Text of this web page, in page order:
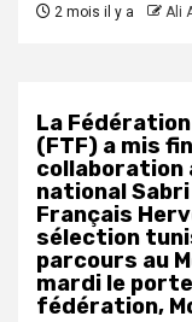
2 mois il y a Ali
La
(FTF) a mis
collaboration
national
Français
sélection
parcours au
mardi le
fédération,